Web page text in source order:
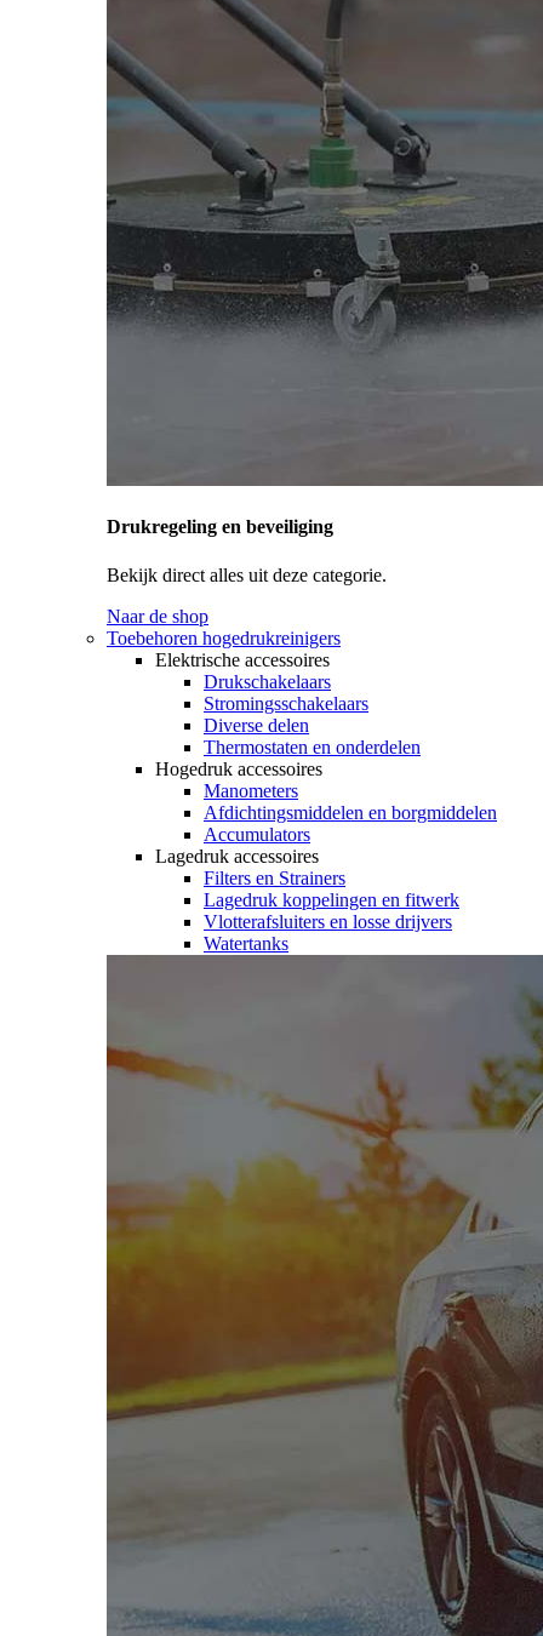
Drukregeling en beveiliging
Bekijk direct alles uit deze categorie.
Naar de shop
Toebehoren hogedrukreinigers
Elektrische accessoires
Drukschakelaars
Stromingsschakelaars
Diverse delen
Thermostaten en onderdelen
Hogedruk accessoires
Manometers
Afdichtingsmiddelen en borgmiddelen
Accumulators
Lagedruk accessoires
Filters en Strainers
Lagedruk koppelingen en fitwerk
Vlotterafsluiters en losse drijvers
Watertanks